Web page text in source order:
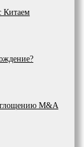
Китаем
M&A